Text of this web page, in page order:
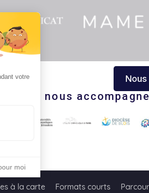
votre
moi
vos Options
Ils nous
à la carte Formats courts